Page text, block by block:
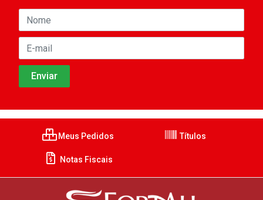
Meus Pedidos Títulos
Notas Fiscais